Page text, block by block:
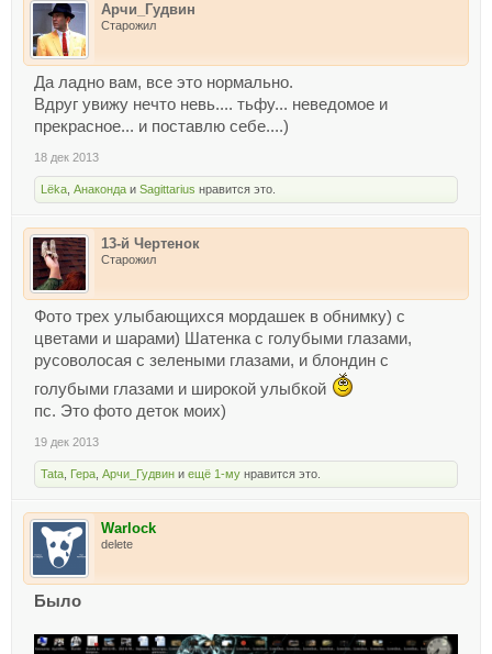
Арчи_Гудвин
Старожил
Да ладно вам, все это нормально.
Вдруг увижу нечто невь.... тьфу... неведомое и
прекрасное... и поставлю себе....)
18 дек 2013
Lёka Анаконда и Sagittarius нравится это.
13-й Чертенок
Старожил
Фото трех улыбающихся мордашек в обнимку) с
цветами и шарами) Шатенка с голубыми глазами,
русоволосая с зелеными глазами, и блондин с
голубыми глазами и широкой улыбкой
пс. Это фото деток моих)
19 дек 2013
Tata Гера Арчи_Гудвин и ещё 1-му нравится это.
Warlock
delete
Было